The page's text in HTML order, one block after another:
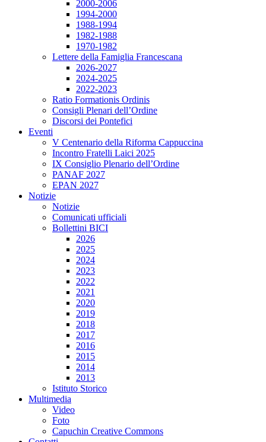
2000-2006
1994-2000
1988-1994
1982-1988
1970-1982
Lettere della Famiglia Francescana
2026-2027
2024-2025
2022-2023
Ratio Formationis Ordinis
Consigli Plenari dell’Ordine
Discorsi dei Pontefici
Eventi
V Centenario della Riforma Cappuccina
Incontro Fratelli Laici 2025
IX Consiglio Plenario dell’Ordine
PANAF 2027
EPAN 2027
Notizie
Notizie
Comunicati ufficiali
Bollettini BICI
2026
2025
2024
2023
2022
2021
2020
2019
2018
2017
2016
2015
2014
2013
Istituto Storico
Multimedia
Video
Foto
Capuchin Creative Commons